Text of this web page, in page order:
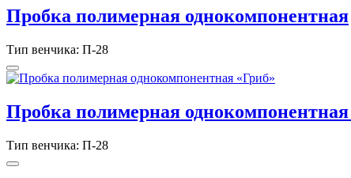
Пробка полимерная однокомпонентная
Тип венчика: П-28
Пробка полимерная однокомпонентная
Тип венчика: П-28